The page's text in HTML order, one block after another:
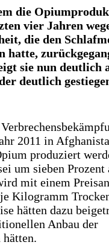
die
vier Jahren
die den
hatte,
sie nun deutlich
deutlich
2011 in
produziert
um sieben Prozent
mit einem
Kilogramm
hätten dazu
Anbau der